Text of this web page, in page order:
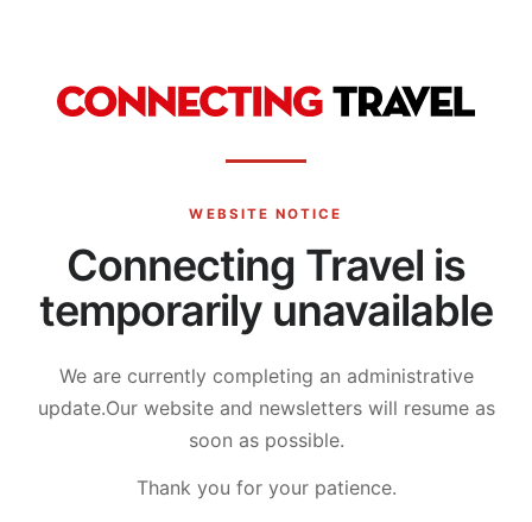
WEBSITE NOTICE
Connecting Travel is
temporarily unavailable
We are currently completing an administrative
update.Our website and newsletters will resume as
soon as possible.
Thank you for your patience.